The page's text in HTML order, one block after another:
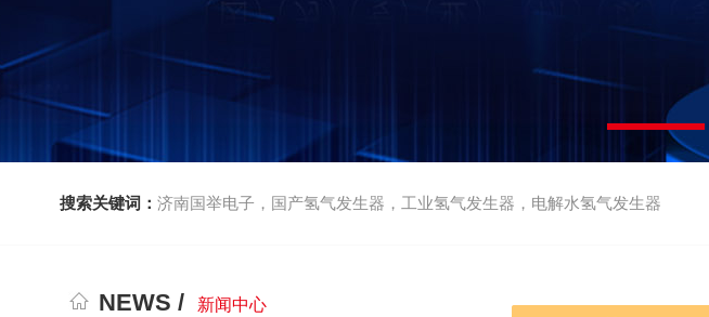
搜索关键词： 济南国举电子，国产氢气发生器，工业氢气发生器，电解水氢气发生器
NEWS / 新闻中心